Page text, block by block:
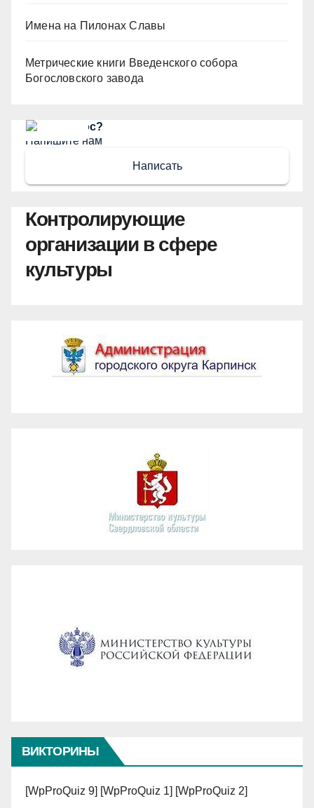
Имена на Пилонах Славы
Метрические книги Введенского собора
Богословского завода
Есть вопрос?
Напишите нам
Написать
Контролирующие
организации в сфере
культуры
ВИКТОРИНЫ
[WpProQuiz 9] [WpProQuiz 1] [WpProQuiz 2]